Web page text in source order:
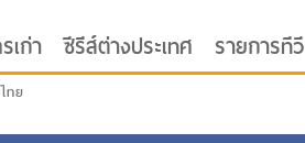
เก่า ซีรีส์ต่างประเทศ รายการทีวี
ทย